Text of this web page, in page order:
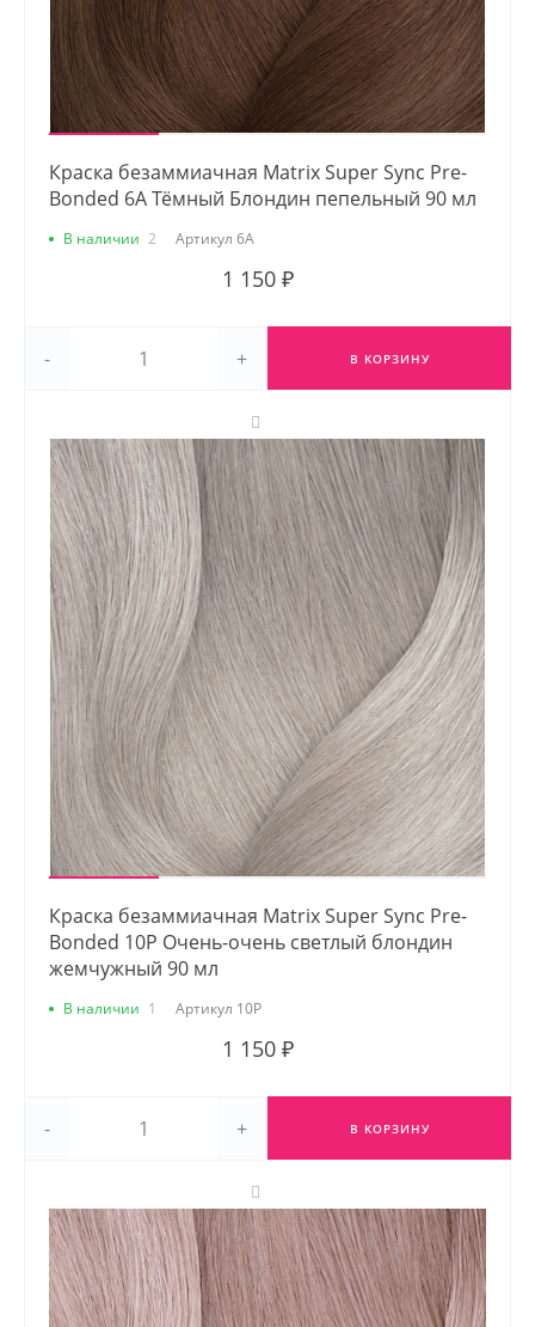
Краска безаммиачная Matrix Super Sync Pre-
Bonded 6A Тёмный Блондин пепельный 90 мл
В наличии 2 Артикул 6А
1 150 ₽
- + В КОРЗИНУ
Краска безаммиачная Matrix Super Sync Pre-
Bonded 10P Очень-очень светлый блондин
жемчужный 90 мл
В наличии 1 Артикул 10P
1 150 ₽
- + В КОРЗИНУ